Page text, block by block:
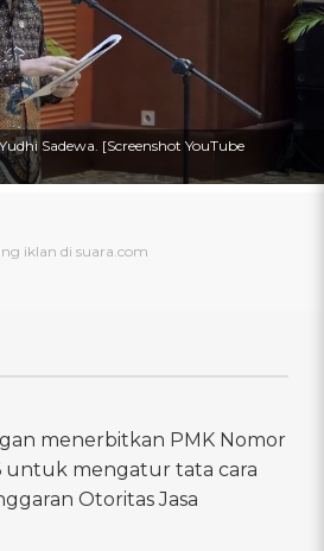
Sadewa. [Screenshot YouTube
menerbitkan PMK Nomor
untuk mengatur tata cara
Otoritas Jasa